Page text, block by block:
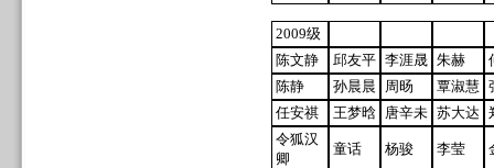
2009级
陈文静
邱友平 李涯晟 朱赫
陈静
孙晨晨 周旸 覃淑慧
任安祺
王梦晗 唐辛未 苏大达
令狐汉
卿
童话 杨骏 李莹